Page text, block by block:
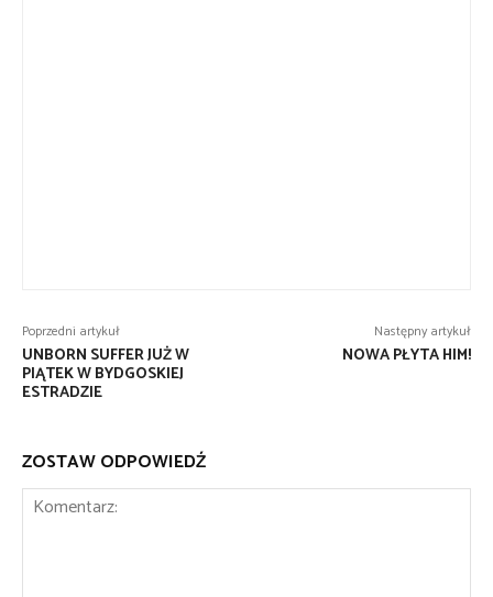
Poprzedni artykuł
UNBORN SUFFER JUŻ W
PIĄTEK W BYDGOSKIEJ
ESTRADZIE
Następny artykuł
NOWA PŁYTA HIM!
ZOSTAW ODPOWIEDŹ